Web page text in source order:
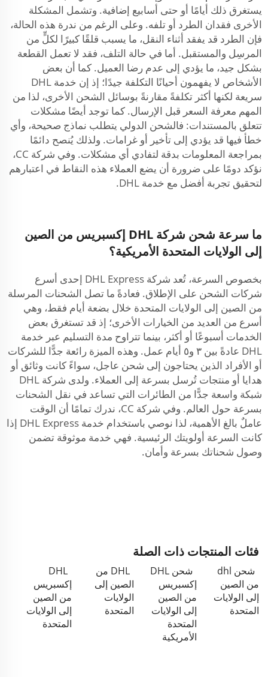
يستغرق ذلك أيامًا أو حتى أسابيع إضافية. وتشمل المشكلة
الأخرى فقدان الطرد أو تلفه. وعلى الرغم من ندرة هذه الحالة،
فإن الطرد قد يفقد أثناء النقل، ما يسبب قلقًا كبيرًا لكلٍّ من
المرسِل والمستقبل. أما في حالة التلف، فقد لا تعمل القطعة
بشكل جيد، ما يؤدي إلى عدم رضا العميل. كما أن بعض
الأشخاص لا يفهمون أحيانًا التكلفة جيدًا؛ إذ إن خدمة DHL
سريعة لكنها أكثر تكلفةً مقارنةً بوسائل الشحن الأخرى، لذا من
المهم معرفة السعر قبل الإرسال. كما توجد أيضًا مشكلات
تتعلق بالمستندات: فالشحن الدولي يتطلب نماذج صحيحة، وأي
خطأ فيها قد يؤدي إلى تأخير أو غرامات. ولذلك يُنصح دائمًا
بمراجعة المعلومات بدقة لتفادي أي مشكلات. وفي شركة CC،
نؤكد دومًا على ضرورة أن يضع العملاء هذه النقاط في اعتبارهم
لتحقيق تجربة أفضل مع خدمة DHL.
ما سرعة شحن شركة DHL إكسبريس من الصين
إلى الولايات المتحدة الأمريكية؟
بخصوص السرعة، تُعد شركة DHL Express إحدى أسرع
شركات الشحن على الإطلاق. فعادةً ما تصل الشحنات المرسلة
من الصين إلى الولايات المتحدة خلال بضعة أيام فقط، وهي
أسرع من العديد من الخيارات الأخرى؛ إذ قد تستغرق بعض
الخدمات أسبوعًا أو أكثر، بينما تتراوح مدة التسليم عبر خدمة
DHL عادةً بين ٣ و٥ أيام عمل. وهذه الميزة رائعة جدًّا للشركات
أو الأفراد الذين يحتاجون إلى شحن عاجل، سواءً كانت وثائق أو
هدايا أو منتجات تُرسل بسرعة إلى العملاء. ولدى شركة DHL
شبكة واسعة جدًّا من الطائرات التي تساعد في نقل الشحنات
بسرعة حول العالم. وفي شركة CC، ندرك تمامًا أن الوقت
عاملٌ بالغ الأهمية، لذا نوصي باستخدام خدمة DHL Express إذا
كانت السرعة أولويتك الرئيسية. فهي خدمة موثوقة تضمن
وصول شحناتك بسرعة وأمان.
فئات المنتجات ذات الصلة
شحن dhl
من الصين
إلى الولايات
المتحدة
شحن DHL
إكسبريس
من الصين
إلى الولايات
المتحدة
الأمريكية
DHL من
الصين إلى
الولايات
المتحدة
DHL
إكسبريس
من الصين
إلى الولايات
المتحدة